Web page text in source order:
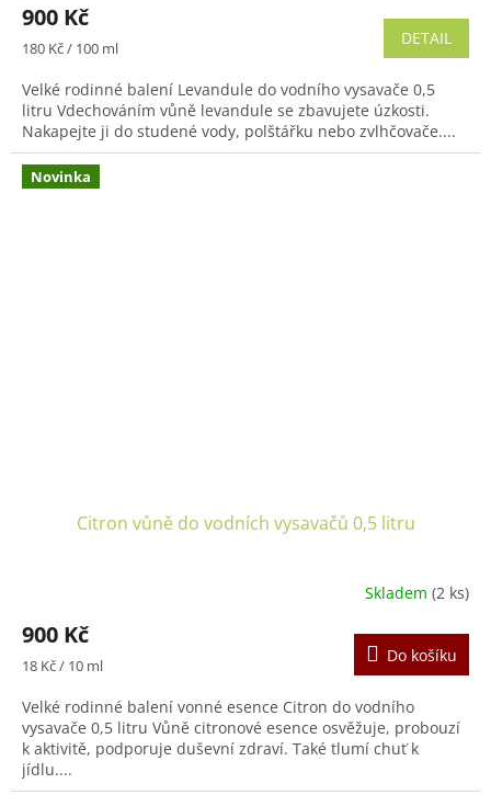
900 Kč
Měrná
180 Kč / 100 ml DETAIL
Velké rodinné balení Levandule do vodního vysavače 0,5
litru Vdechováním vůně levandule se zbavujete úzkosti.
Nakapejte ji do studené vody, polštářku nebo zvlhčovače....
Novinka
Citron vůně do vodních vysavačů 0,5 litru
Skladem (2 ks)
900 Kč
Měrná
18 Kč / 10 ml Do košíku
Velké rodinné balení vonné esence Citron do vodního
vysavače 0,5 litru Vůně citronové esence osvěžuje, probouzí
k aktivitě, podporuje duševní zdraví. Také tlumí chuť k
jídlu....